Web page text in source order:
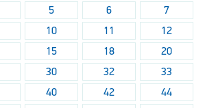
5 6
7
10 11
12
15 18
20
30 32
33
40 42
44